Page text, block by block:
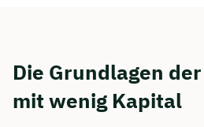
Die Grundlagen
mit wenig Kapital